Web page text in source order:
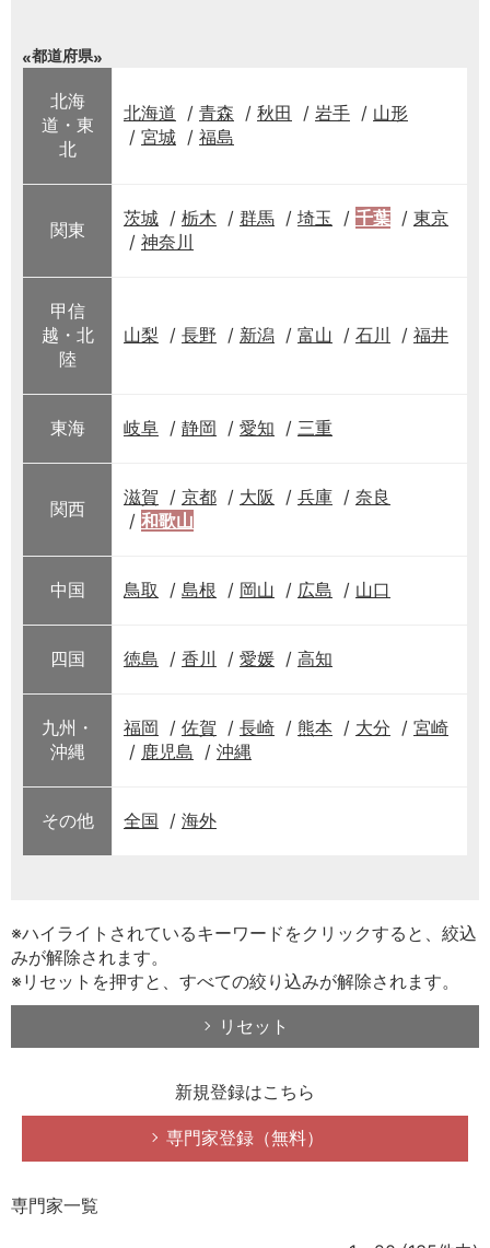
都道府県
北海
道・東
北
北海道 青森 秋田 岩手
山形
宮城
福島
関東
茨城 栃木 群馬 埼玉 千葉
東京
神奈川
甲信
越・北
陸
山梨 長野 新潟 富山 石川 福井
東海 岐阜 静岡 愛知 三重
関西
滋賀 京都 大阪 兵庫
奈良
和歌山
中国 鳥取 島根 岡山 広島 山口
四国 徳島 香川 愛媛 高知
九州・
沖縄
福岡 佐賀 長崎 熊本 大分
宮崎
鹿児島
沖縄
その他 全国 海外
※ハイライトされているキーワードをクリックすると、絞込
みが解除されます。
※リセットを押すと、すべての絞り込みが解除されます。
リセット
新規登録はこちら
専門家登録（無料）
専門家一覧